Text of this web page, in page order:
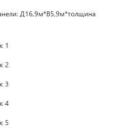
Д16,9м*В5,9м*толщина